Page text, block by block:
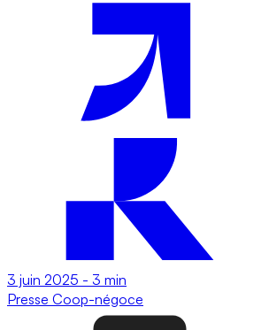
3 juin 2025 - 3 min
Presse Coop-négoce